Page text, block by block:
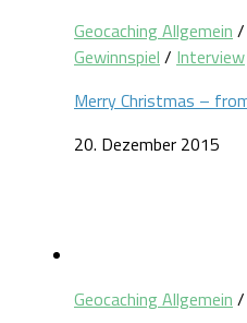
Geocaching Allgemein /
Gewinnspiel / Interview
Merry Christmas –
20. Dezember 2015
Geocaching Allgemein /